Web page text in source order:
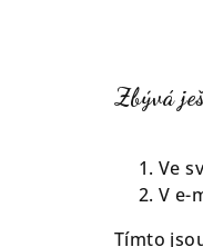
Zbývá
Ve
V e-
Tímto